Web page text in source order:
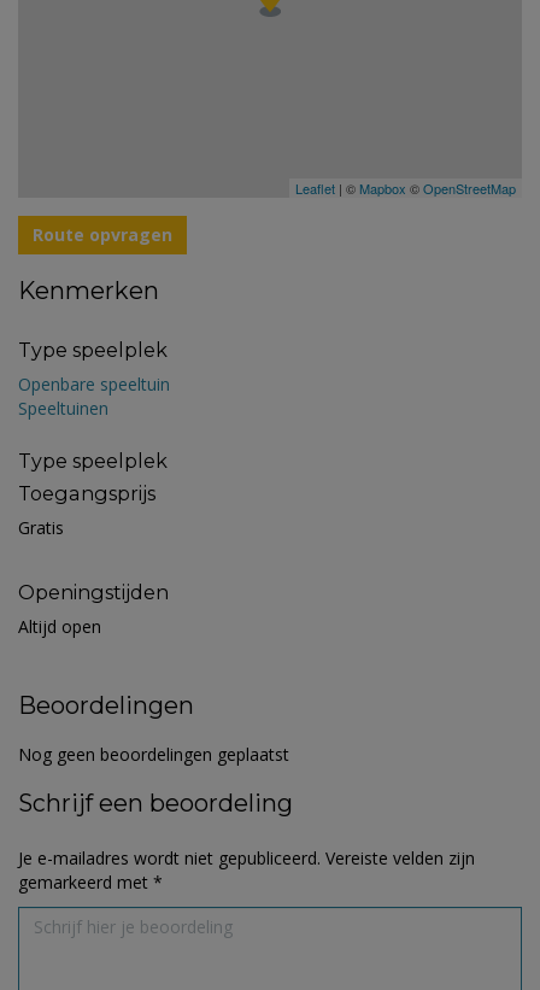
Leaflet | © Mapbox ©OpenStreetMap
Route opvragen
Kenmerken
Type speelplek
Openbare speeltuin
Speeltuinen
Type speelplek
Toegangsprijs
Gratis
Openingstijden
Altijd open
Beoordelingen
Nog geen beoordelingen geplaatst
Schrijf een beoordeling
Je e-mailadres wordt niet gepubliceerd. Vereiste velden zijn
gemarkeerd met *